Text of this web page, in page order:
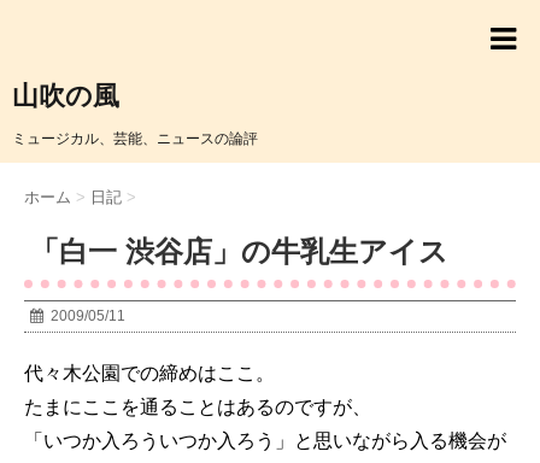
山吹の風
ミュージカル、芸能、ニュースの論評
ホーム > 日記 >
「白一 渋谷店」の牛乳生アイス
2009/05/11
代々木公園での締めはここ。
たまにここを通ることはあるのですが、
「いつか入ろういつか入ろう」と思いながら入る機会が